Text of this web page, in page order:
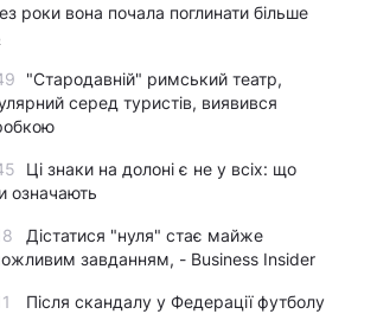
роки вона почала поглинати більше
"Стародавній" римський театр,
серед туристів, виявився
Ці знаки на долоні є не у всіх: що
означають
Дістатися "нуля" стає майже
завданням, - Business Insider
Після скандалу у Федерації футболу